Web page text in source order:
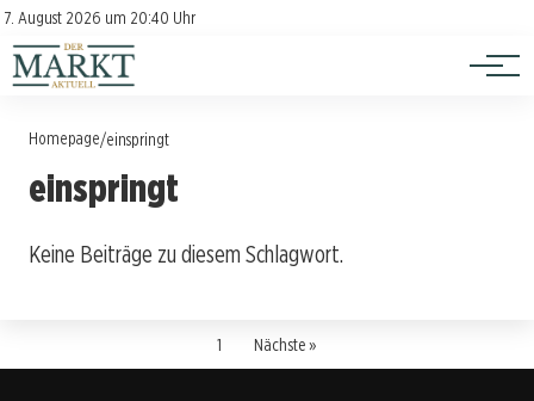
7. August 2026 um 20:40 Uhr
Kontakt
Impressum
Investition
Verbraucherschutz
Homepage/einspringt
einspringt
Keine Beiträge zu diesem Schlagwort.
1 Nächste »